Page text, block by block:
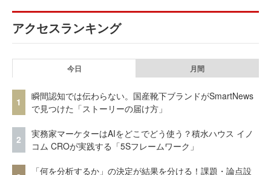
アクセスランキング
今日 月間
1
瞬間認知では伝わらない。国産靴下ブランドがSmartNews
で見つけた「ストーリーの届け方」
2
実務家マーケターはAIをどこでどう使う？積水ハウス イノ
コム CROが実践する「5Sフレームワーク」
「何を分析するか」の決定が結果を分ける！課題・論点設